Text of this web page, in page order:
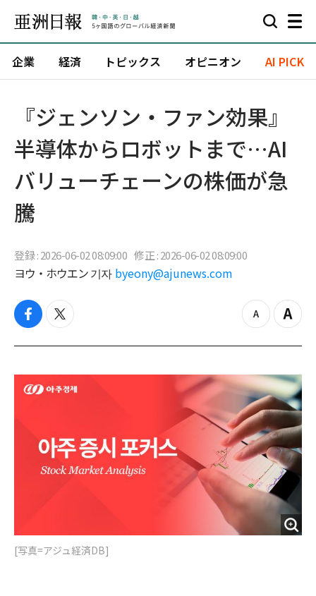
企業 経済 トピックス オピニオン AI PICK
『ジェンソン・ファン効果』
半導体からロボットまで…AI
バリューチェーンの株価が急
騰
登録 : 2026-06-02 08:09:00 修正 : 2026-06-02 08:09:00
ヨウ・ホウエン 기자 byeony@ajunews.com
f
c
b
o
t
i
t
e
z
o
o
u
t
Z
o
i
n
[写真=アジュ経済DB]